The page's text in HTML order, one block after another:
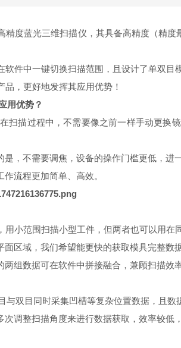
度蓝光三维扫描仪，其具备高精度（精度
件中一键切换扫描范围，且设计了单双目
，更好地发挥其应用优势！
用优势？
描过程中，不需要像之前一样手动更换
，不需要调焦，设备的操作门槛更低，进
流程更加简单、高效。
小范围扫描小型工件，但两者也可以用在
区域，我们希望能更快的获取模具完整
组数据可在软件中拼接融合，兼顾扫描效率
与双目同时采集凹槽等复杂位置数据，且
调整扫描角度来进行数据获取，效率较低